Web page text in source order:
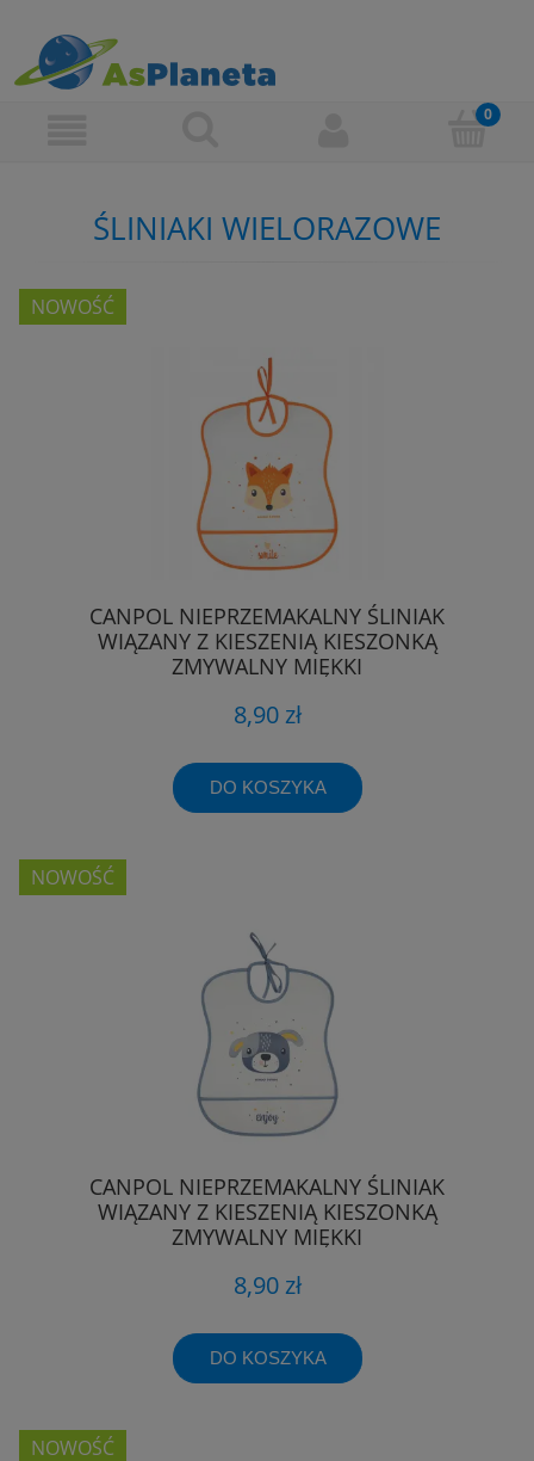
ŚLINIAKI WIELORAZOWE
CANPOL NIEPRZEMAKALNY ŚLINIAK
WIĄZANY Z KIESZENIĄ KIESZONKĄ
ZMYWALNY MIĘKKI
8,90 zł
DO KOSZYKA
NOWOŚĆ
CANPOL NIEPRZEMAKALNY ŚLINIAK
WIĄZANY Z KIESZENIĄ KIESZONKĄ
ZMYWALNY MIĘKKI
8,90 zł
DO KOSZYKA
NOWOŚĆ
NOWOŚĆ